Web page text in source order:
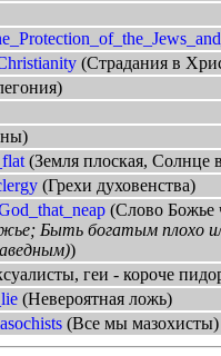
(Страдания в
(Земля плоская, Солнце
(Грехи духовенства)
(Слово Божье
Быть богатым плохо
)
геи - короче
(Невероятная ложь)
(Все мы мазохисты)